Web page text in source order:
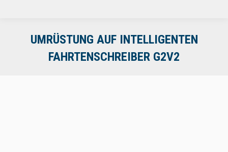
UMRÜSTUNG AUF INTELLIGENTEN
FAHRTENSCHREIBER G2V2